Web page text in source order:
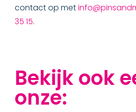
contact op met
35 15.
Bekijk ook
onze: